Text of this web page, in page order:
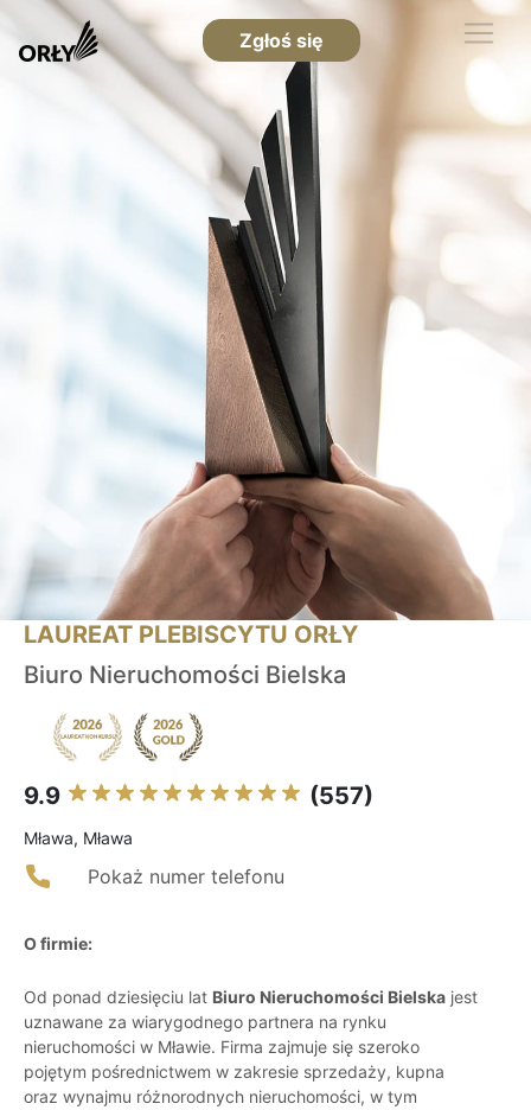
Zgłoś się
LAUREAT PLEBISCYTU ORŁY
Biuro Nieruchomości Bielska
9.9 (557)
Mława, Mława
Pokaż numer telefonu
O firmie:
Od ponad dziesięciu lat Biuro Nieruchomości Bielska jest
uznawane za wiarygodnego partnera na rynku
nieruchomości w Mławie. Firma zajmuje się szeroko
pojętym pośrednictwem w zakresie sprzedaży, kupna
oraz wynajmu różnorodnych nieruchomości, w tym